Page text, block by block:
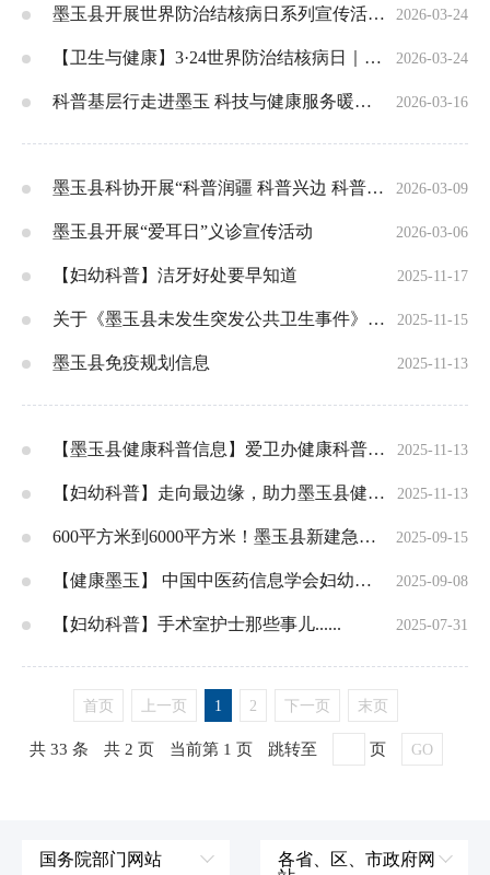
2026-03-24
墨玉县开展世界防治结核病日系列宣传活动 筑牢全民健康防线
2026-03-24
【卫生与健康】3·24世界防治结核病日｜可防可控可治，结核不可怕！
2026-03-16
科普基层行走进墨玉 科技与健康服务暖民心
2026-03-09
墨玉县科协开展“科普润疆 科普兴边 科普为民”主题活动
2026-03-06
墨玉县开展“爱耳日”义诊宣传活动
2025-11-17
【妇幼科普】洁牙好处要早知道
2025-11-15
关于《墨玉县未发生突发公共卫生事件》的公告
2025-11-13
墨玉县免疫规划信息
2025-11-13
【墨玉县健康科普信息】爱卫办健康科普知识
2025-11-13
【妇幼科普】走向最边缘，助力墨玉县健康-我院下基层开展了免费义诊活动
2025-09-15
600平方米到6000平方米！墨玉县新建急救中心10月启用
2025-09-08
【健康墨玉】 中国中医药信息学会妇幼健康分会专家莅临我院指导培训，赋能妇孺国医堂建设与医院高质量发展
2025-07-31
【妇幼科普】手术室护士那些事儿......
首页 上一页 1 2 下一页 末页
共 33 条 共 2 页 当前第 1 页 跳转至 页 GO
国务院部门网站
各省、区、市政府网